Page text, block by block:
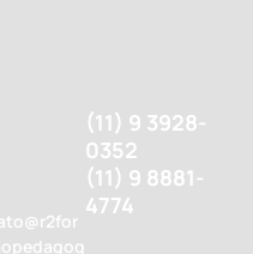
(11) 9 3928-
0352
(11) 9 8881-
4774